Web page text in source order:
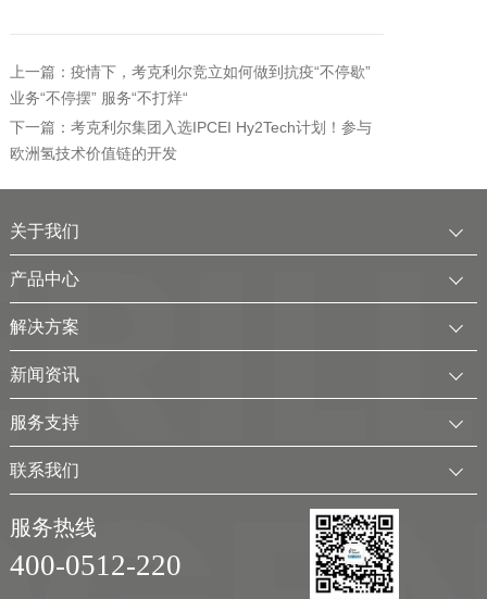
上一篇：疫情下，考克利尔竞立如何做到抗疫“不停歇”
业务“不停摆” 服务“不打烊“
下一篇：考克利尔集团入选IPCEI Hy2Tech计划！参与
欧洲氢技术价值链的开发
关于我们
公司简介
发展历程
服务全球
考克利尔集团
产品中心
中压水电解制氢装置
氢气干燥装置
氢气回收净化装置
移动式（箱式）制氢站
实验室制氢设备
解决方案
可再生电解水制氢解决方案
工业用氢解决方案
弃（余）电离网制氢解决方案
新闻资讯
企业动态
行业新闻
展会及活动
视频
服务支持
客户服务
联系我们
联系方式
加入我们
服务热线
400-0512-220